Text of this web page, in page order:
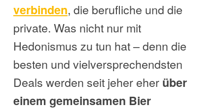
verbinden, die berufliche und die
private. Was nicht nur mit
Hedonismus zu tun hat – denn die
besten und vielversprechendsten
Deals werden seit jeher eher über
einem gemeinsamen Bier